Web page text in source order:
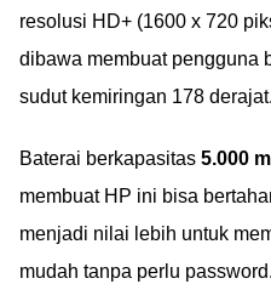
resolusi HD+ (1600 x 720
dibawa membuat pengguna
sudut kemiringan 178 derajat.
Baterai berkapasitas 5.000
membuat HP ini bisa
menjadi nilai lebih untuk
mudah tanpa perlu password.